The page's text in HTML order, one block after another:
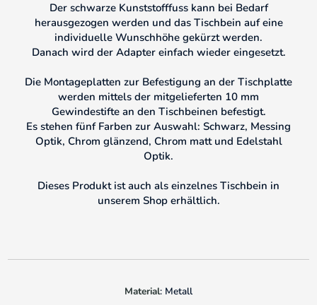
Der schwarze Kunststofffuss kann bei Bedarf
herausgezogen werden und das Tischbein auf eine
individuelle Wunschhöhe gekürzt werden.
Danach wird der Adapter einfach wieder eingesetzt.
Die Montageplatten zur Befestigung an der Tischplatte
werden mittels der mitgelieferten 10 mm
Gewindestifte an den Tischbeinen befestigt.
Es stehen fünf Farben zur Auswahl: Schwarz, Messing
Optik, Chrom glänzend, Chrom matt und Edelstahl
Optik.
Dieses Produkt ist auch als einzelnes Tischbein in
unserem Shop erhältlich.
Material: Metall